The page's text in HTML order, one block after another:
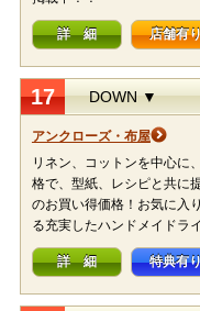
詳 細 店舗有
17 DOWN ▼
アンクローズ・布屋
リネン、コットンを中心
格で、型紙、レシピと共に
のお買い得価格！お気に入
る充実したハンドメイドラ
詳 細 特典有